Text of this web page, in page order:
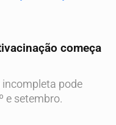
começa
incompleta pode
e setembro.